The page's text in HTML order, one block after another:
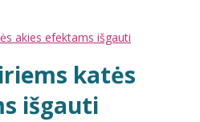
akies efektams išgauti
katės
išgauti